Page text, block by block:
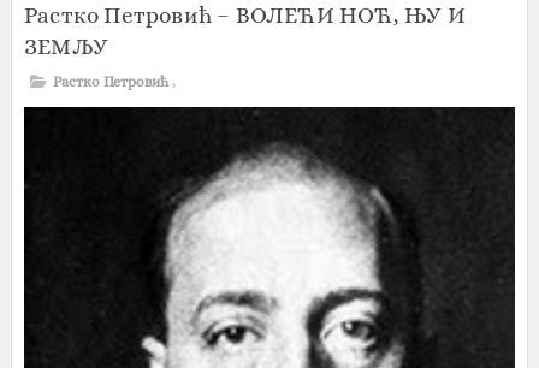
Растко Петровић – ВОЛЕЋИ НОЋ, ЊУ И
ЗЕМЉУ
Растко Петровић ,